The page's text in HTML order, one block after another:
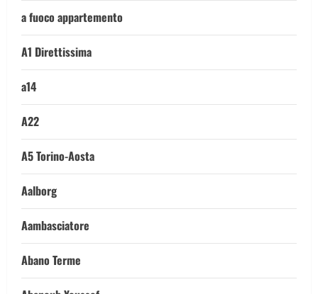
a fuoco appartemento
A1 Direttissima
a14
A22
A5 Torino-Aosta
Aalborg
Aambasciatore
Abano Terme